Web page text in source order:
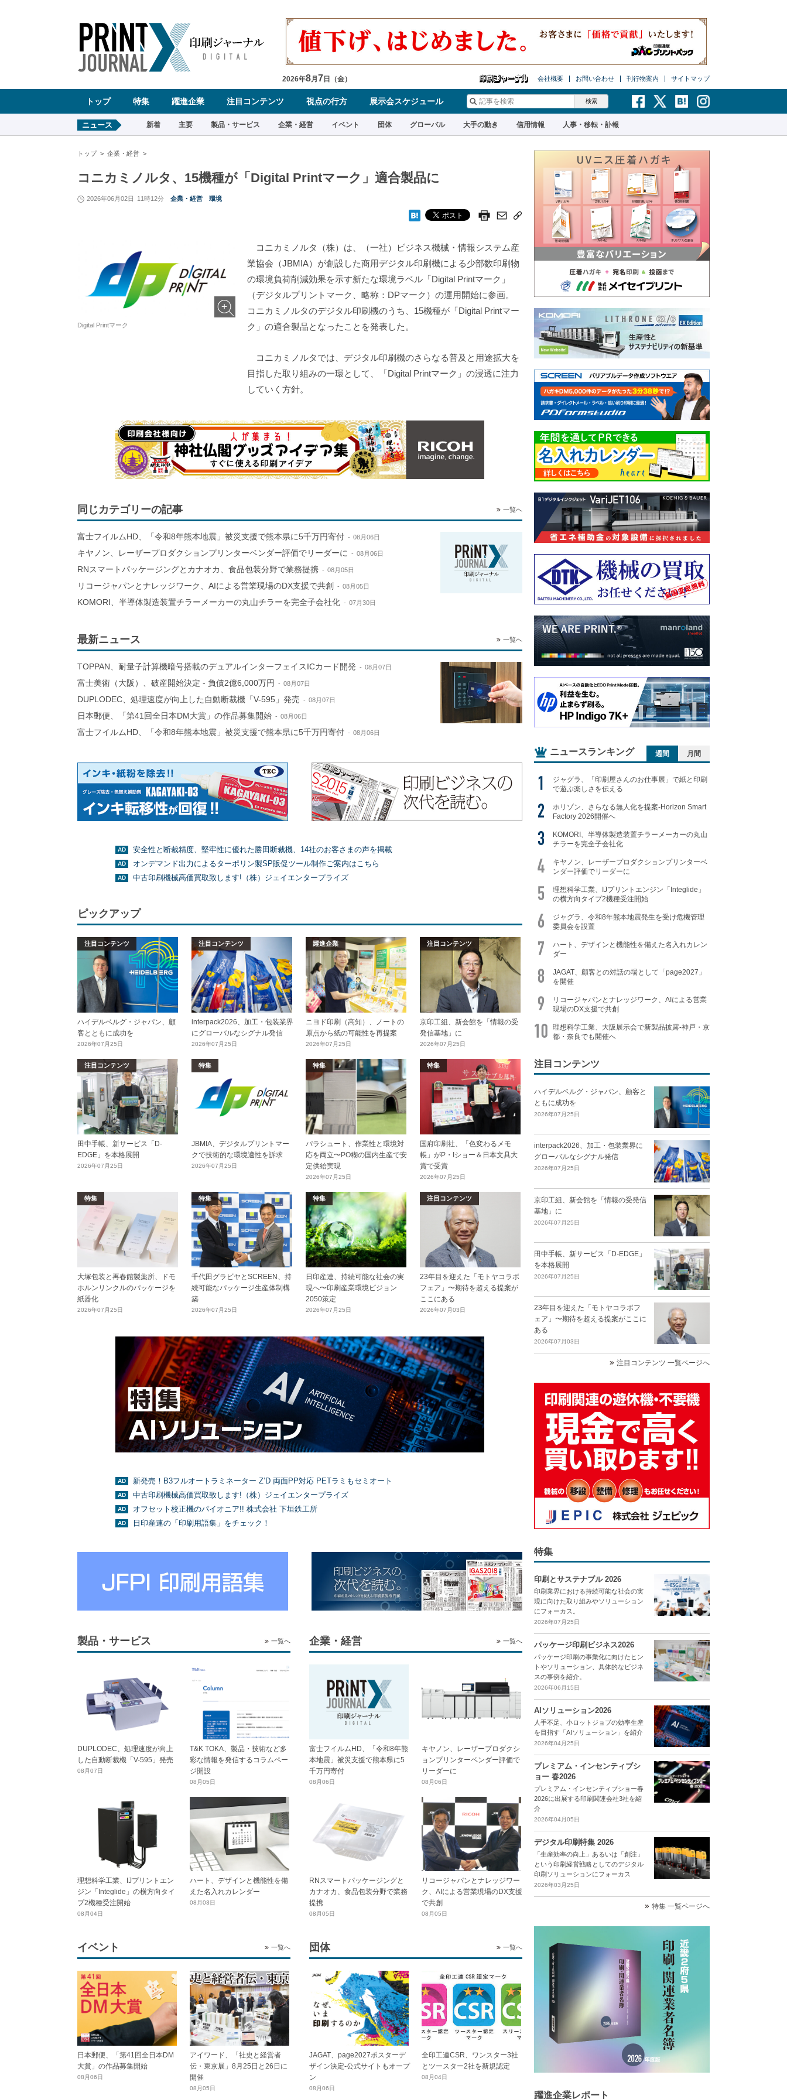
ア
ゲ
ン
2026年8月 7 日（金） 会社概要 お問い合わせ 刊行物案内 サイトマップ
トップ 特集 躍進企業 注目コンテンツ 視点の行方 展示会スケジュール
ニュース 新着 主要 製品・サービス 企業・経営 イベント 団体 グローバル 大手の動き 信用情報 人事・移転・訃報
トップ 企業・経営
コニカミノルタ、15機種が「Digital Printマーク」適合製品に
2026年06月02日 11時12分 企業・経営 環境
Digital Printマーク
コニカミノルタ（株）は、（一社）ビジネス機械・情報システム産
業協会（JBMIA）が創設した商用デジタル印刷機による少部数印刷物
の環境負荷削減効果を示す新たな環境ラベル「Digital Printマーク」
（デジタルプリントマーク、略称：DPマーク）の運用開始に参画。
コニカミノルタのデジタル印刷機のうち、15機種が「Digital Printマー
ク」の適合製品となったことを発表した。
コニカミノルタでは、デジタル印刷機のさらなる普及と用途拡大を
目指した取り組みの一環として、「Digital Printマーク」の浸透に注力
していく方針。
同じカテゴリーの記事 一覧へ
富士フイルムHD、「令和8年熊本地震」被災支援で熊本県に5千万円寄付 08月06日
キヤノン、レーザープロダクションプリンターベンダー評価でリーダーに 08月06日
RNスマートパッケージングとカナオカ、食品包装分野で業務提携 08月05日
リコージャパンとナレッジワーク、AIによる営業現場のDX支援で共創 08月05日
KOMORI、半導体製造装置チラーメーカーの丸山チラーを完全子会社化 07月30日
最新ニュース 一覧へ
TOPPAN、耐量子計算機暗号搭載のデュアルインターフェイスICカード開発 08月07日
富士美術（大阪）、破産開始決定 - 負債2億6,000万円 08月07日
DUPLODEC、処理速度が向上した自動断裁機「V-595」発売 08月07日
日本郵便、「第41回全日本DM大賞」の作品募集開始 08月06日
富士フイルムHD、「令和8年熊本地震」被災支援で熊本県に5千万円寄付 08月06日
安全性と断裁精度、堅牢性に優れた勝田断裁機、14社のお客さまの声を掲載
オンデマンド出力によるターポリン製SP販促ツール制作ご案内はこちら
中古印刷機械高価買取致します!（株）ジェイエンタープライズ
ピックアップ
注目コンテンツ
ハイデルベルグ・ジャパン、顧
客とともに成功を
2026年07月25日
注目コンテンツ
interpack2026、加工・包装業界
にグローバルなシグナル発信
2026年07月25日
躍進企業
ニヨド印刷（高知）、ノートの
原点から紙の可能性を再提案
2026年07月25日
注目コンテンツ
京印工組、新会館を「情報の受
発信基地」に
2026年07月25日
注目コンテンツ
田中手帳、新サービス「D-
EDGE」を本格展開
2026年07月25日
特集
JBMIA、デジタルプリントマー
クで技術的な環境適性を訴求
2026年07月25日
特集
パラシュート、作業性と環境対
応を両立〜PO糊の国内生産で安
定供給実現
2026年07月25日
特集
国府印刷社、「色変わるメモ
帳」がP・Iショー＆日本文具大
賞で受賞
2026年07月25日
特集
大塚包装と再春館製薬所、ドモ
ホルンリンクルのパッケージを
紙器化
2026年07月25日
特集
千代田グラビヤとSCREEN、持
続可能なパッケージ生産体制構
築
2026年07月25日
特集
日印産連、持続可能な社会の実
現へ〜印刷産業環境ビジョン
2050策定
2026年07月25日
注目コンテンツ
23年目を迎えた「モトヤコラボ
フェア」〜期待を超える提案が
ここにある
2026年07月03日
新発売！B3フルオートラミネーター Z’D 両面PP対応 PETラミもセミオート
中古印刷機械高価買取致します!（株）ジェイエンタープライズ
オフセット校正機のパイオニア!! 株式会社 下垣鉄工所
日印産連の「印刷用語集」をチェック！
製品・サービス 一覧へ
DUPLODEC、処理速度が向上
した自動断裁機「V-595」発売
08月07日
T&K TOKA、製品・技術など多
彩な情報を発信するコラムペー
ジ開設
08月05日
理想科学工業、IJプリントエン
ジン「Integlide」の横方向タイ
プ2機種受注開始
08月04日
ハート、デザインと機能性を備
えた名入れカレンダー
08月03日
企業・経営 一覧へ
富士フイルムHD、「令和8年熊
本地震」被災支援で熊本県に5
千万円寄付
08月06日
キヤノン、レーザープロダクシ
ョンプリンターベンダー評価で
リーダーに
08月06日
RNスマートパッケージングと
カナオカ、食品包装分野で業務
提携
08月05日
リコージャパンとナレッジワー
ク、AIによる営業現場のDX支援
で共創
08月05日
イベント 一覧へ
日本郵便、「第41回全日本DM
大賞」の作品募集開始
08月06日
アイワード、「社史と経営者
伝・東京展」8月25日と26日に
開催
08月05日
団体 一覧へ
JAGAT、page2027ポスターデ
ザイン決定-公式サイトもオープ
ン
08月06日
全印工連CSR、ワンスター3社
とツースター2社を新規認定
08月04日
ニュースランキング 週間 月間
ジャグラ、「印刷屋さんのお仕事展」で紙と印刷
で遊ぶ楽しさを伝える
ホリゾン、さらなる無人化を提案-Horizon Smart
Factory 2026開催へ
KOMORI、半導体製造装置チラーメーカーの丸山
チラーを完全子会社化
キヤノン、レーザープロダクションプリンターベ
ンダー評価でリーダーに
理想科学工業、IJプリントエンジン「Integlide」
の横方向タイプ2機種受注開始
ジャグラ、令和8年熊本地震発生を受け危機管理
委員会を設置
ハート、デザインと機能性を備えた名入れカレン
ダー
JAGAT、顧客との対話の場として「page2027」
を開催
リコージャパンとナレッジワーク、AIによる営業
現場のDX支援で共創
理想科学工業、大阪展示会で新製品披露-神戸・京
都・奈良でも開催へ
注目コンテンツ
ハイデルベルグ・ジャパン、顧客と
ともに成功を
2026年07月25日
interpack2026、加工・包装業界に
グローバルなシグナル発信
2026年07月25日
京印工組、新会館を「情報の受発信
基地」に
2026年07月25日
田中手帳、新サービス「D-EDGE」
を本格展開
2026年07月25日
23年目を迎えた「モトヤコラボフ
ェア」〜期待を超える提案がここに
ある
2026年07月03日
注目コンテンツ 一覧ページへ
特集
印刷とサステナブル 2026
印刷業界における持続可能な社会の実
現に向けた取り組みやソリューション
にフォーカス。
2026年07月25日
パッケージ印刷ビジネス2026
パッケージ印刷の事業化に向けたヒン
トやソリューション、具体的なビジネ
スの事例を紹介。
2026年06月15日
AIソリューション2026
人手不足、小ロットジョブの効率生産
を目指す「AIソリューション」を紹介
2026年04月25日
プレミアム・インセンティブシ
ョー 春2026
プレミアム・インセンティブショー春
2026に出展する印刷関連会社3社を紹
介
2026年04月05日
デジタル印刷特集 2026
「生産効率の向上」あるいは「創注」
という印刷経営戦略としてのデジタル
印刷ソリューションにフォーカス
2026年03月25日
特集 一覧ページへ
躍進企業レポート